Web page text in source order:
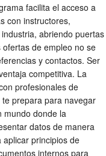
facilita el acceso a
con instructores,
abriendo puertas
de empleo no se
y contactos. Ser
competitiva. La
profesionales de
prepara para navegar
mundo donde la
datos de manera
principios de
internos para